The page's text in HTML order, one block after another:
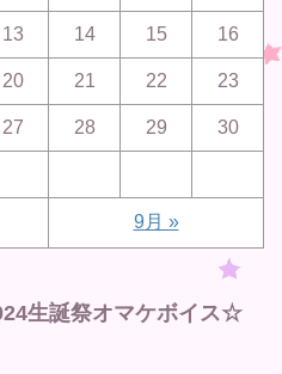
13 14 15 16
20 21 22 23
27 28 29 30
9月 »
生誕祭オマケボイス☆